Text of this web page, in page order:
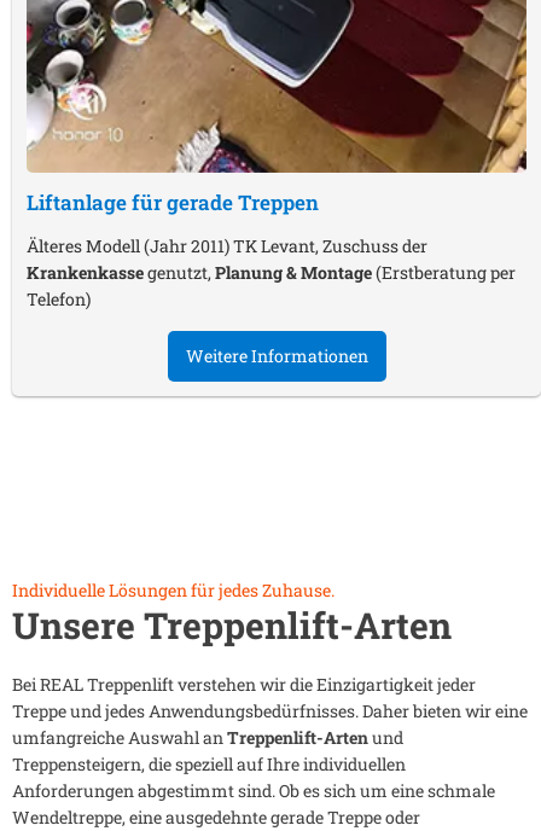
Liftanlage für gerade Treppen
Älteres Modell (Jahr 2011) TK Levant, Zuschuss der
Krankenkassegenutzt,Planung & Montage(Erstberatung per
Telefon)
Weitere Informationen
Individuelle Lösungen für jedes Zuhause.
Unsere Treppenlift-Arten
Bei REAL Treppenlift verstehen wir die Einzigartigkeit jeder
Treppe und jedes Anwendungsbedürfnisses. Daher bieten wir eine
umfangreiche Auswahl anTreppenlift-Artenund
Treppensteigern, die speziell auf Ihre individuellen
Anforderungen abgestimmt sind. Ob es sich um eine schmale
Wendeltreppe, eine ausgedehnte gerade Treppe oder